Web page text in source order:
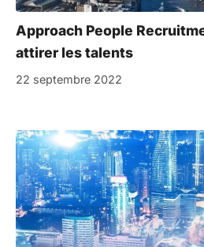
Approach People
attirer les talents
22 septembre 2022